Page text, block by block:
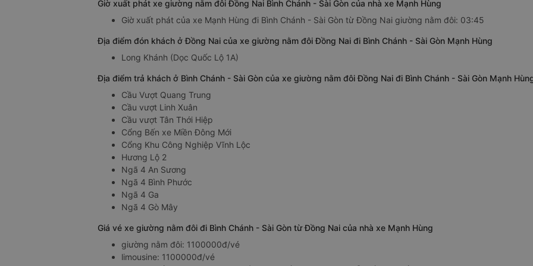
Giờ xuất phát xe giường nằm đôi Đồng Nai Bình Chánh - Sài Gòn của nhà xe Mạnh Hùng
Giờ xuất phát của xe Mạnh Hùng đi Bình Chánh - Sài Gòn từ Đồng Nai giường nằm đôi: 03:45
Địa điểm đón khách ở Đồng Nai của xe giường nằm đôi Đồng Nai đi Bình Chánh - Sài Gòn Mạnh Hùng
Long Khánh (Dọc Quốc Lộ 1A)
Địa điểm trả khách ở Bình Chánh - Sài Gòn của xe giường nằm đôi Đồng Nai đi Bình Chánh - Sài Gòn Mạnh
Cầu Vượt Quang Trung
Cầu vượt Linh Xuân
Cầu vượt Tân Thới Hiệp
Cổng Bến xe Miền Đông Mới
Cổng Khu Công Nghiệp Vĩnh Lộc
Hương Lộ 2
Ngã 4 An Sương
Ngã 4 Bình Phước
Ngã 4 Ga
Ngã 4 Gò Mây
Giá vé xe giường nằm đôi đi Bình Chánh - Sài Gòn từ Đồng Nai của nhà xe Mạnh Hùng
giường nằm đôi: 1100000đ/vé
limousine: 1100000đ/vé